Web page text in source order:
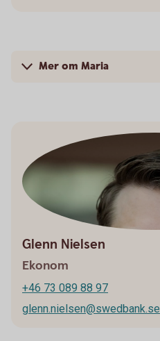
Mer om Maria
Glenn Nielsen
Ekonom
+46 73 089 88 97
glenn.nielsen@swedbank.se